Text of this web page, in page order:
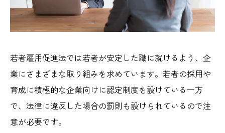
若者雇用促進法では若者が安定した職に就けるよう、企
業にさまざまな取り組みを求めています。若者の採用や
育成に積極的な企業向けに認定制度を設けている一方
で、法律に違反した場合の罰則も設けられているので注
意が必要です。